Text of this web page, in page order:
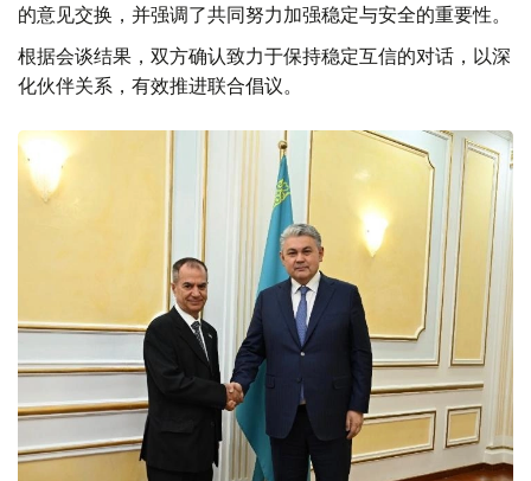
的意见交换，并强调了共同努力加强稳定与安全的重要性。
根据会谈结果，双方确认致力于保持稳定互信的对话，以深
化伙伴关系，有效推进联合倡议。